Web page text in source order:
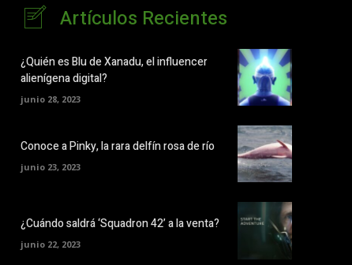
Artículos Recientes
¿Quién es Blu de Xanadu, el influencer
alienígena digital?
junio 28, 2023
Conoce a Pinky, la rara delfín rosa de río
junio 23, 2023
¿Cuándo saldrá ‘Squadron 42’ a la venta?
junio 22, 2023